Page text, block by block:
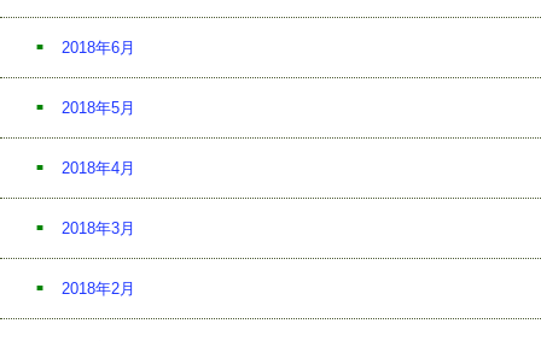
2018年6月
2018年5月
2018年4月
2018年3月
2018年2月